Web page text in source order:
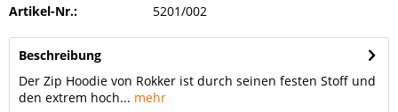
Artikel-Nr.: 5201/002
Beschreibung
Der Zip Hoodie von Rokker ist durch seinen festen Stoff und
den extrem hoch... mehr